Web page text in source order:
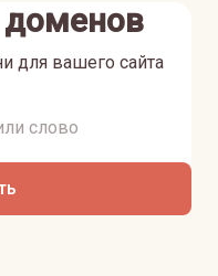
доменов
для вашего сайта